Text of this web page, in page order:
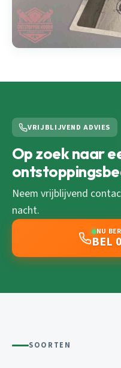
VRIJBLIJVEND ADVIES
Op zoek naar
Neem vrijblijvend
nacht.
NU
BEL
SOORTEN